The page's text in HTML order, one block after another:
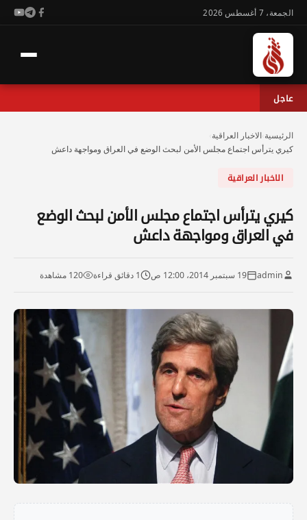
الجمعة، 7 أغسطس 2026
عاجل
الرئيسية الاخبار العراقية
كيري يترأس اجتماع مجلس الأمن لبحث الوضع في العراق ومواجهة داعش
الاخبار العراقية
كيري يترأس اجتماع مجلس الأمن لبحث الوضع
في العراق ومواجهة داعش
admin 19 سبتمبر 2014، 12:00 ص 1 دقائق قراءة 120 مشاهدة